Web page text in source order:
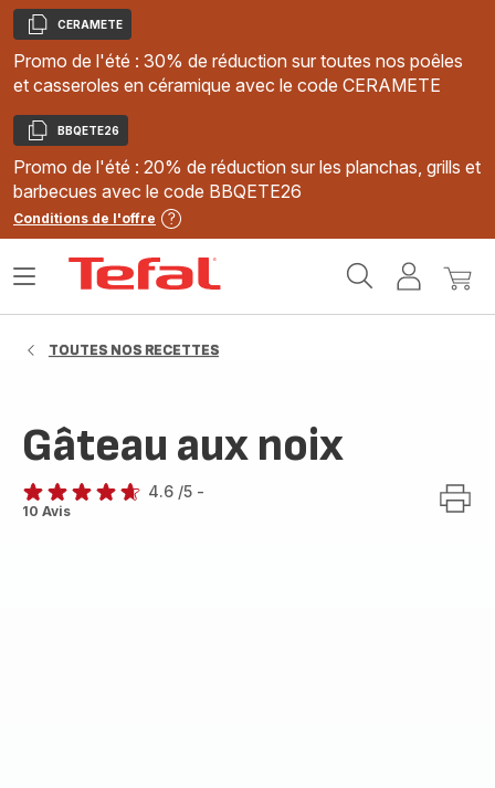
Copier
CERAMETE
Promo de l'été : 30% de réduction sur toutes nos poêles
et casseroles en céramique avec le code CERAMETE
Copier
BBQETE26
Promo de l'été : 20% de réduction sur les planchas, grills et
barbecues avec le code BBQETE26
Conditions de l'offre
MonMon
Ouvrir
TOUTES NOS RECETTES
Gâteau aux noix
ratings.4.6
4.6 /5 -
10 Avis